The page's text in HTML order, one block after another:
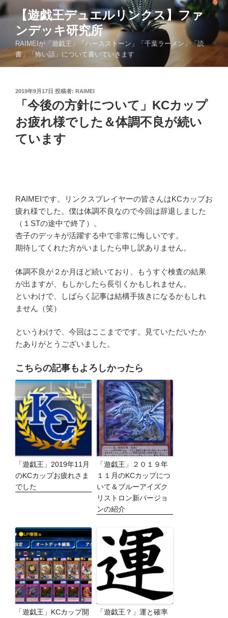
コ
ン
へ
【遊戯王デュエルリンクス】ファ
ンデッキ研究所
RAIMEIが「遊戯王」「ハースストーン」「千葉ラーメン」「読
書」「怖い話」について書いていきます
投
2019年9月17日 投稿者: RAIMEI
「今後の方針について」KCカップ
お疲れ様でした＆体調不良が続い
ています
RAIMEIです。リンクスプレイヤーの皆さんはKCカップお
疲れ様でした。僕は体調不良なので今回は辞退しました
（１STの途中で終了）。
杏子のデッキが活躍する中で非常に悔しいです。
期待してくれた方がいましたら申し訳ありません。
体調不良が２か月ほど続いており、もうすぐ検査の結果
が出ますが、もしかしたら長引くかもしれません。
といわけで、しばらく記事は結構手抜きになるかもしれ
ません（笑）
というわけで、今回はここまでです。見ていただいたか
たありがとうございました。
こちらの記事もよろしかったら
「遊戯王」2019年11月
のKCカップお疲れさま
でした
「遊戯王」２０１９年
１１月のKCカップにつ
いて＆ブルーアイズク
リストロン新バージョ
ンの紹介
「遊戯王」KCカップ開
「遊戯王？」運と確率